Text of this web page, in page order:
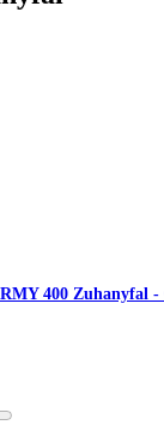
400 Zuhanyfal -